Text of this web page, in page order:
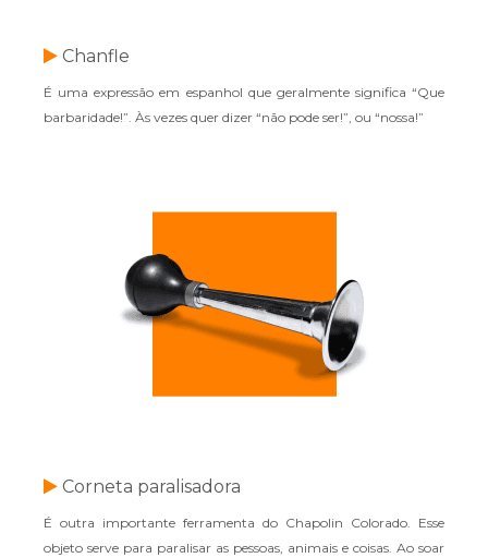
Chanfle
É uma expressão em espanhol que geralmente significa “Que
barbaridade!”. Às vezes quer dizer “não pode ser!”, ou “nossa!”
Corneta paralisadora
É outra importante ferramenta do Chapolin Colorado. Esse
objeto serve para paralisar as pessoas, animais e coisas. Ao soar